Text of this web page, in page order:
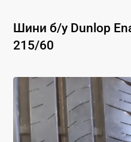
Шини б/у Dunlop
215/60